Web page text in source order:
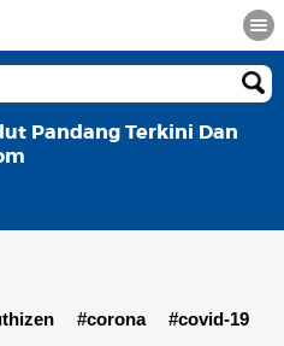
Pandang Terkini Dan
#corona
#covid-19